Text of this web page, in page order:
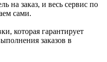
на заказ, и весь сервис по
сами.
которая гарантирует
заказов в